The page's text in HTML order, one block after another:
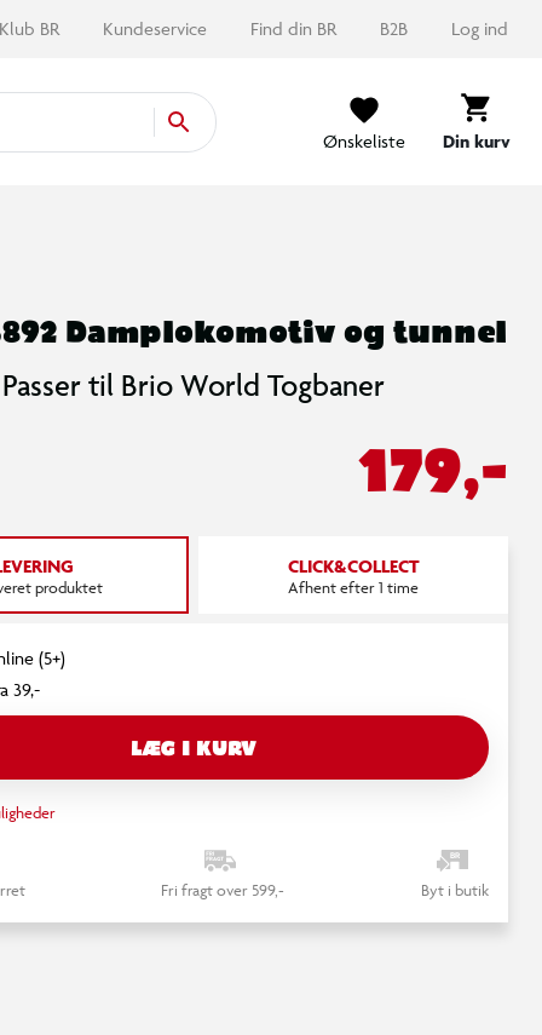
Klub BR Kundeservice Find din BR B2B Log ind
Ønskeliste Din kurv
Damplokomotiv og tunnel
Passer til Brio World Togbaner
179,-
produktet
CLICK&COLLECT
Afhent efter 1 time
(5+)
39,-
LÆG I KURV
Fri fragt over 599,- Byt i butik